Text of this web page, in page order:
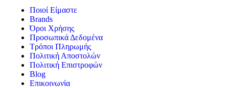
Ποιοί Είμαστε
Brands
Όροι Χρήσης
Προσωπικά Δεδομένα
Τρόποι Πληρωμής
Πολιτική Αποστολών
Πολιτική Επιστροφών
Blog
Επικοινωνία